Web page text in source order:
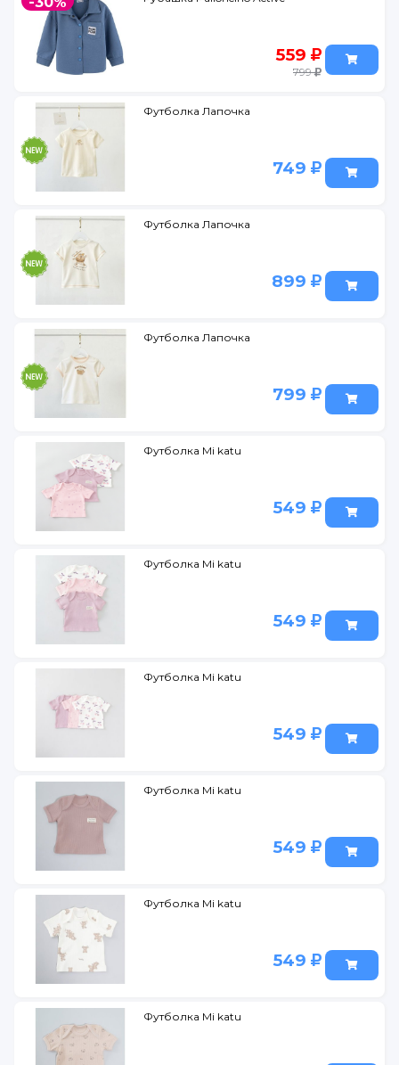
559
799
Футболка Лапочка
749
Футболка Лапочка
899
Футболка Лапочка
799
Футболка Mi katu
549
Футболка Mi katu
549
Футболка Mi katu
549
Футболка Mi katu
549
Футболка Mi katu
549
Футболка Mi katu